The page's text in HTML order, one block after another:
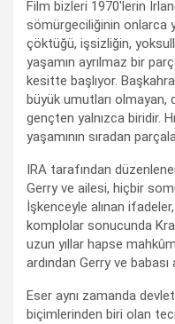
Film bizleri 1970'lerin
sömürgeciliğinin onlarca
çöktüğü, işsizliğin,
yaşamın ayrılmaz bir
kesitte başlıyor.
büyük umutları olmayan,
gençten yalnızca biridir.
yaşamının sıradan
IRA tarafından
Gerry ve ailesi, hiçbir
İşkenceyle alınan
komplolar sonucunda
uzun yıllar hapse
ardından Gerry ve
Eser aynı zamanda
biçimlerinden biri olan